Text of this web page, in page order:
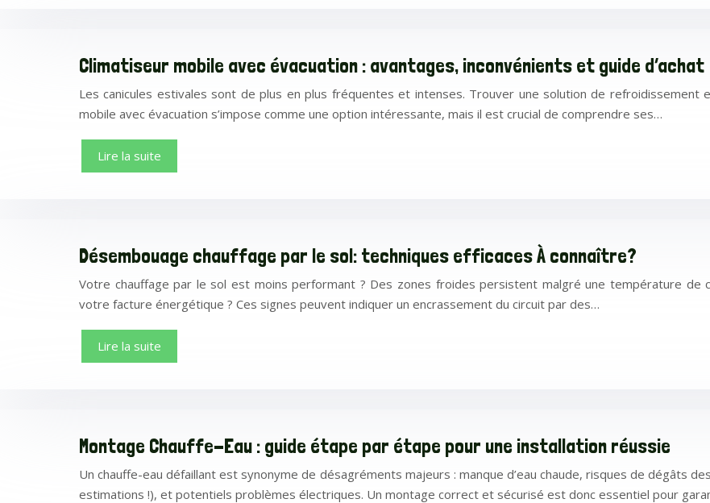
Climatiseur mobile avec évacuation : avantages, inconvénients et guide d’achat
Les canicules estivales sont de plus en plus fréquentes et intenses. Trouver une solution de
mobile avec évacuation s’impose comme une option intéressante, mais il est crucial de comprendre ses…
Lire la suite
Désembouage chauffage par le sol: techniques efficaces À connaître?
Votre chauffage par le sol est moins performant ? Des zones froides persistent malgré une température de
votre facture énergétique ? Ces signes peuvent indiquer un encrassement du circuit par des…
Lire la suite
Montage Chauffe-Eau : guide étape par étape pour une installation réussie
Un chauffe-eau défaillant est synonyme de désagréments majeurs : manque d’eau chaude, risques de dégâts
estimations !), et potentiels problèmes électriques. Un montage correct et sécurisé est donc essentiel pour